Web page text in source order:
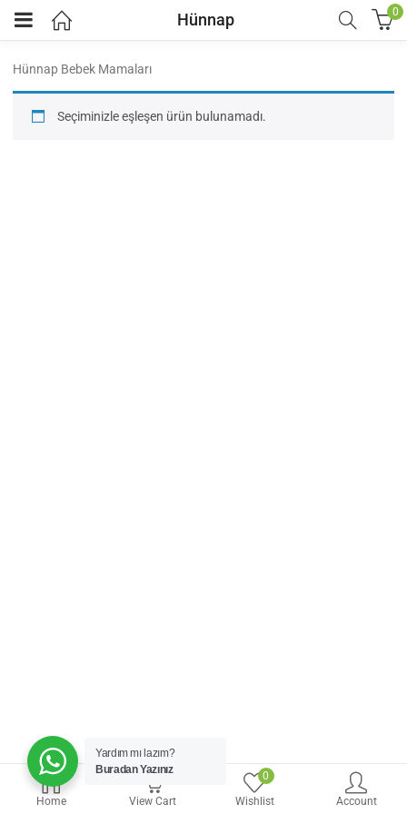
Hünnap 0
Home
0
View Cart
0
Wishlist
Account
Hünnap Bebek Mamaları
Seçiminizle eşleşen ürün bulunamadı.
Yardım mı lazım?
Buradan Yazınız